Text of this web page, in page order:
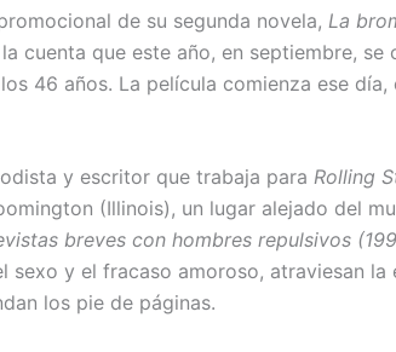
de su segunda novela, La
cuenta que este año, en septiembre, se
46 años. La película comienza ese
y escritor que trabaja para Rolling
(Illinois), un lugar alejado del
breves con hombres repulsivos
sexo y el fracaso amoroso, atraviesan
los pie de páginas.